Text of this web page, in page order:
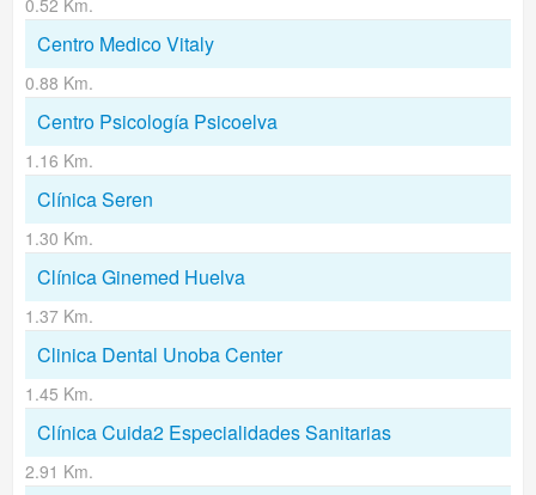
0.52 Km.
Centro Medico Vitaly
0.88 Km.
Centro Psicología Psicoelva
1.16 Km.
Clínica Seren
1.30 Km.
Clínica Ginemed Huelva
1.37 Km.
Clinica Dental Unoba Center
1.45 Km.
Clínica Cuida2 Especialidades Sanitarias
2.91 Km.